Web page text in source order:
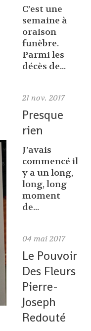
C’est une
semaine à
oraison
funèbre.
Parmi les
décès de...
21 nov. 2017
Presque
rien
J’avais
commencé il
y a un long,
long, long
moment
de...
04 mai 2017
Le Pouvoir
Des Fleurs
Pierre-
Joseph
Redouté